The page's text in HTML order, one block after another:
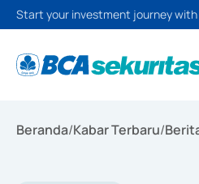
Start your investment journey
Beranda/Kabar Terbaru/